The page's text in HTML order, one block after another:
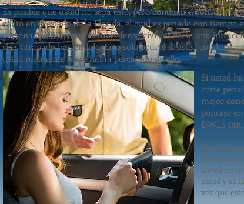
Es posible que usted no sepa esto, pero conducir a
delito en el estado de la Florida, el cual es penado con
personas piensan que es una ofensa civil, es decir, una
si es atrapado haciéndolo. Esto sólo ocurre si usted conduce
usted realmente no se había percatado de ello.
Si usted
corte
mejor
ponerse
DWLS tan
Existen
ser
Usted no
usted y su
vez que